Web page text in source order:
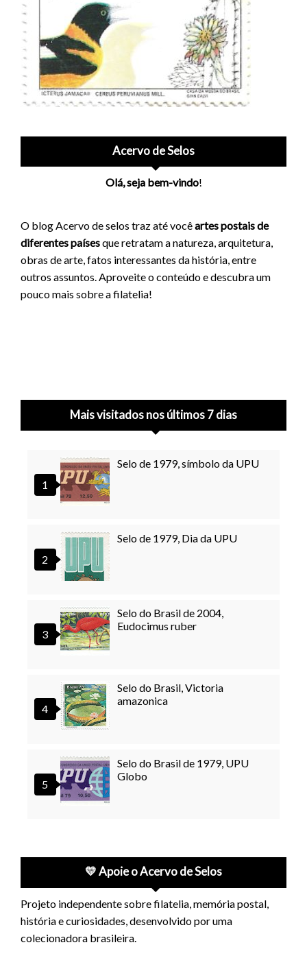
Acervo de Selos
Olá, seja bem-vindo!
O blog Acervo de selos traz até vocêartes postais de
diferentes paísesque retratam a natureza, arquitetura,
obras de arte, fatos interessantes da história, entre
outros assuntos. Aproveite o conteúdo e descubra um
pouco mais sobre a filatelia!
Mais visitados nos últimos 7 dias
Selo de 1979, símbolo da UPU
Selo de 1979, Dia da UPU
Selo do Brasil de 2004,
Eudocimus ruber
Selo do Brasil, Victoria
amazonica
Selo do Brasil de 1979, UPU
Globo
💛 Apoie o Acervo de Selos
Projeto independente sobre filatelia, memória postal,
história e curiosidades, desenvolvido por uma
colecionadora brasileira.